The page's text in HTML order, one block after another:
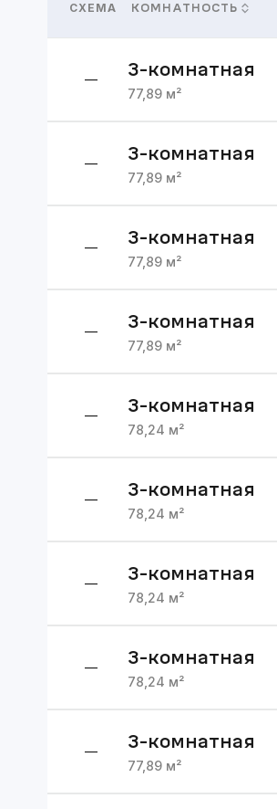
СХЕМА КОМНАТНОСТЬ
— 3-комнатная
77,89 м²
— 3-комнатная
77,89 м²
— 3-комнатная
77,89 м²
— 3-комнатная
77,89 м²
— 3-комнатная
78,24 м²
— 3-комнатная
78,24 м²
— 3-комнатная
78,24 м²
— 3-комнатная
78,24 м²
— 3-комнатная
77,89 м²